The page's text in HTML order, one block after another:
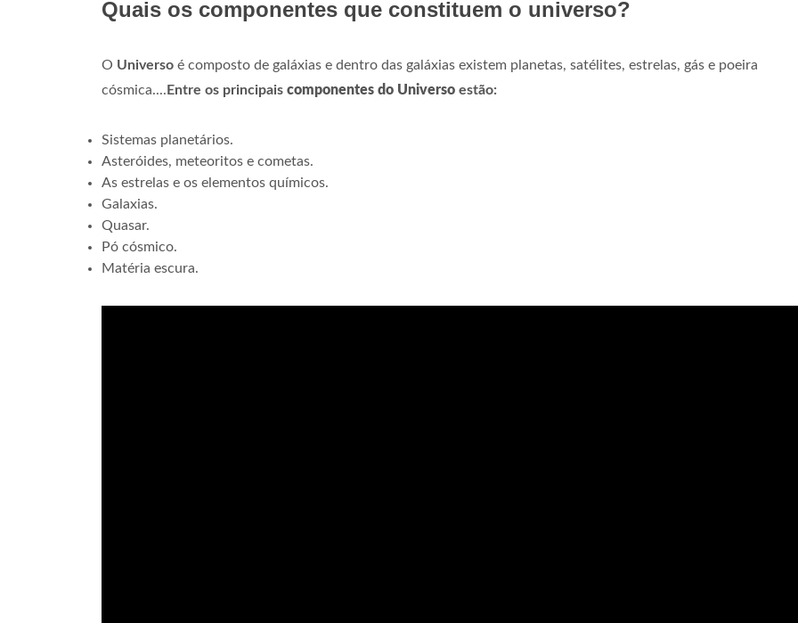
Quais os componentes que constituem o universo?
O Universo é composto de galáxias e dentro das galáxias existem planetas, satélites, estrelas, gás e poeira
cósmica.... Entre os principais componentes do Universo estão:
Sistemas planetários.
Asteróides, meteoritos e cometas.
As estrelas e os elementos químicos.
Galaxias.
Quasar.
Pó cósmico.
Matéria escura.